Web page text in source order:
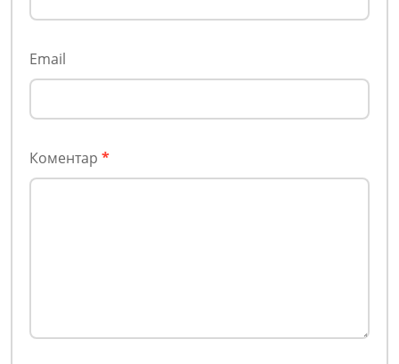
Email
Коментар *